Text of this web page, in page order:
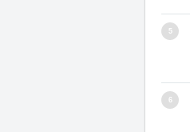
5
6